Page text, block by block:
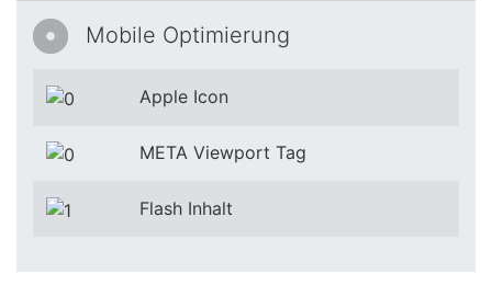
Mobile Optimierung
Apple Icon
META Viewport Tag
Flash Inhalt